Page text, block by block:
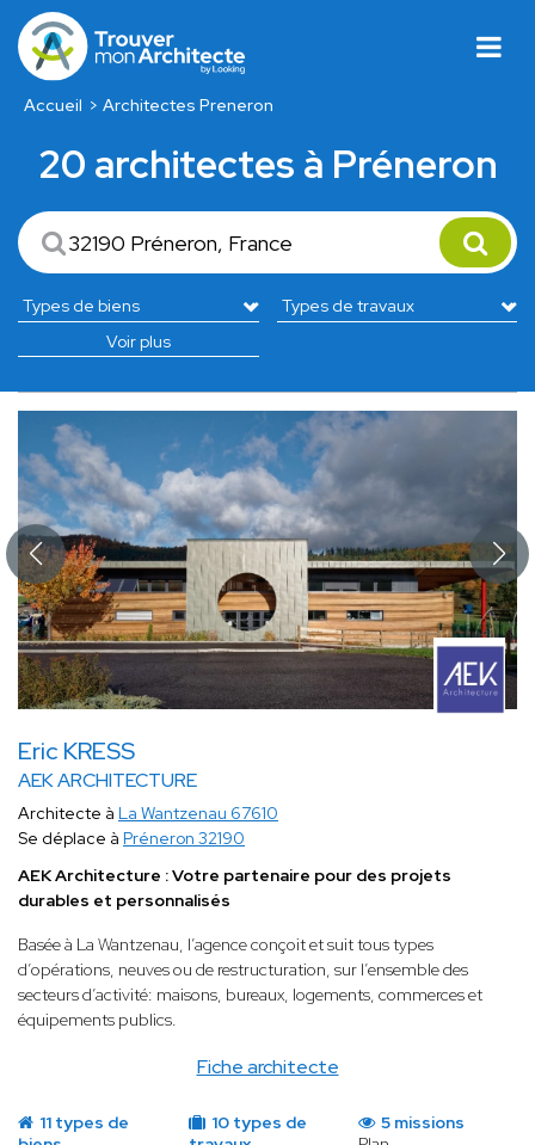
Accueil Architectes Preneron
20 architectes à Préneron
Voir plus
Eric KRESS
AEK ARCHITECTURE
Fiche architecte
Architecte à La Wantzenau 67610
Se déplace à Préneron 32190
AEK Architecture : Votre partenaire pour des projets
durables et personnalisés
Basée à La Wantzenau, l’agence conçoit et suit tous types
d’opérations, neuves ou de restructuration, sur l’ensemble des
secteurs d’activité: maisons, bureaux, logements, commerces et
équipements publics.
11 types de
10 types de
5 missions